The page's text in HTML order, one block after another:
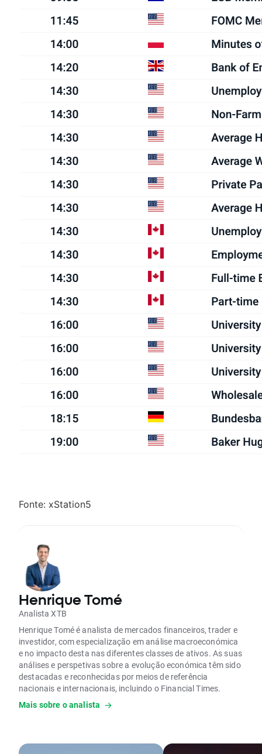
Fonte: xStation5
Henrique Tomé
Analista XTB
Henrique Tomé é analista de mercados financeiros, trader e
investidor, com especialização em análise macroeconómica
e no impacto desta nas diferentes classes de ativos. As suas
análises e perspetivas sobre a evolução económica têm sido
destacadas e reconhecidas por meios de referência
nacionais e internacionais, incluindo o Financial Times.
É formado em Finanças e Contabilidade e possui uma pós-
Mais sobre o analista